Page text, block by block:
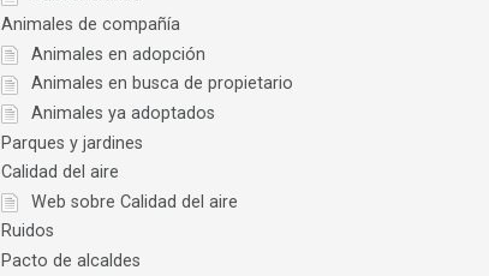
Animales de compañía
Animales en adopción
Animales en busca de propietario
Animales ya adoptados
Parques y jardines
Calidad del aire
Web sobre Calidad del aire
Ruidos
Pacto de alcaldes